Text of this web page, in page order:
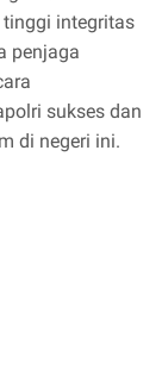
integritas
penjaga
sukses dan
di negeri ini.